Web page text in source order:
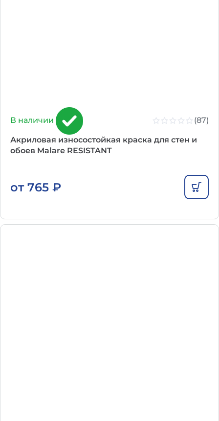
В наличии (87)
Акриловая износостойкая краска для стен и
обоев Malare RESISTANT
от 765 ₽